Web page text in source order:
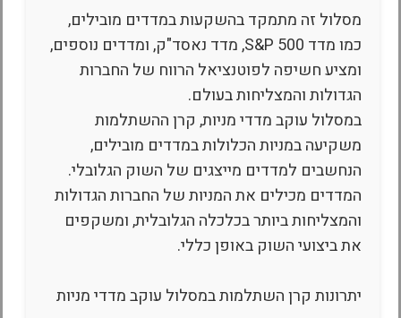
מסלול זה מתמקד בהשקעות במדדים מובילים,
כמו מדד S&P 500, מדד נאסד"ק, ומדדים נוספים,
ומציע חשיפה לפוטנציאל הרווח של החברות
הגדולות והמצליחות בעולם.
במסלול עוקב מדדי מניות, קרן ההשתלמות
משקיעה במניות הכלולות במדדים מובילים,
הנחשבים למדדים מייצגים של השוק הגלובלי.
המדדים מכילים את המניות של החברות הגדולות
והמצליחות ביותר בכלכלה הגלובלית, ומשקפים
את ביצועי השוק באופן כללי.
יתרונות קרן השתלמות במסלול עוקב מדדי מניות